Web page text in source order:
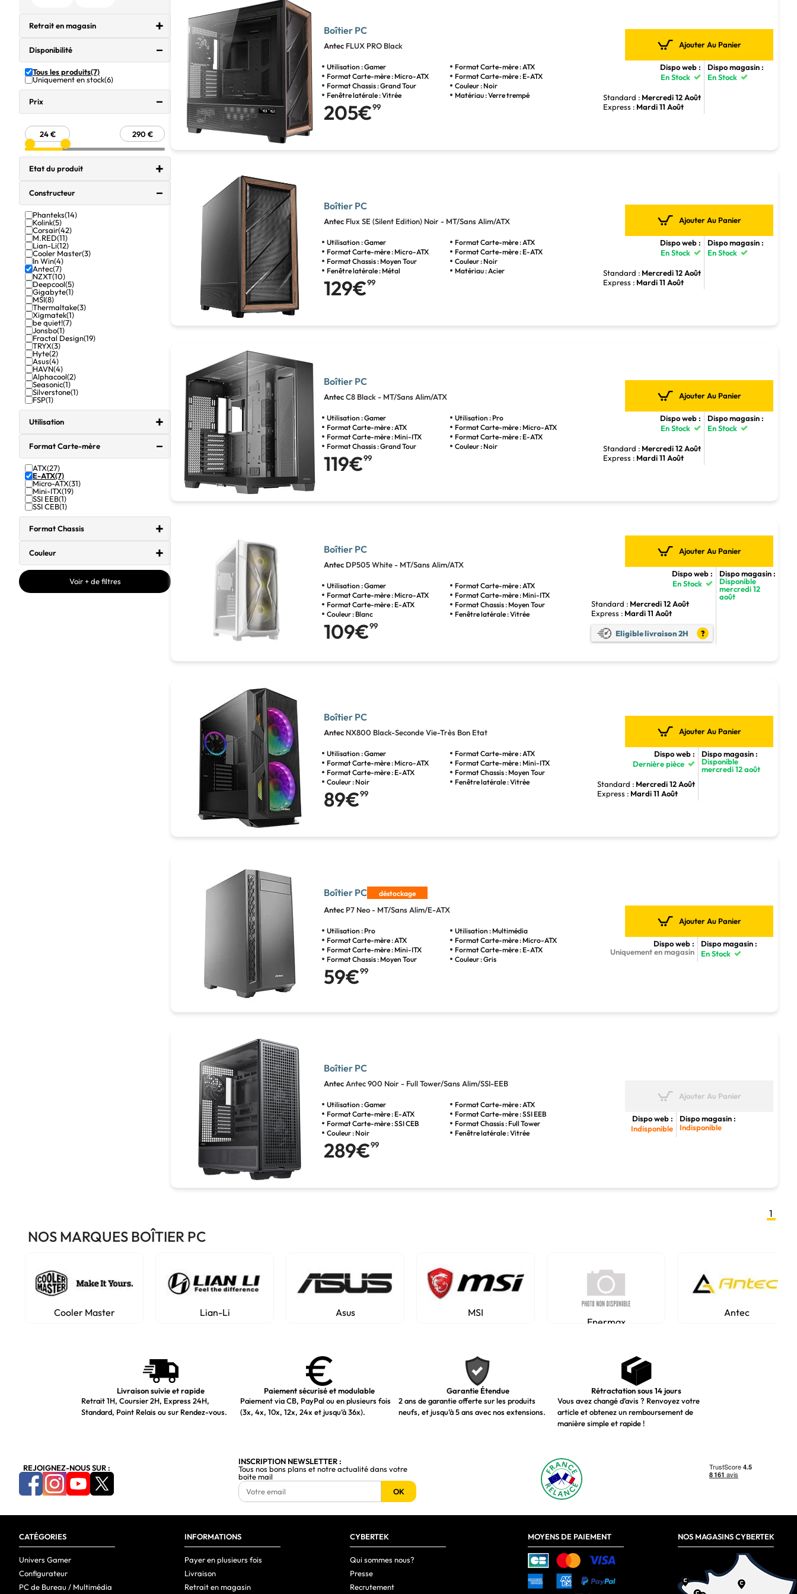
Retrait en magasin
Disponibilité
Tous les produits(7)
Uniquement en stock(6)
Prix
Etat du produit
Constructeur
Phanteks(14)
Kolink(5)
Corsair(42)
M.RED(11)
Lian-Li(12)
Cooler Master(3)
In Win(4)
Antec(7)
NZXT(10)
Deepcool(5)
Gigabyte(1)
MSI(8)
Thermaltake(3)
Xigmatek(1)
be quiet!(7)
Jonsbo(1)
Fractal Design(19)
TRYX(3)
Hyte(2)
Asus(4)
HAVN(4)
Alphacool(2)
Seasonic(1)
Silverstone(1)
FSP(1)
Utilisation
Format Carte-mère
ATX(27)
E-ATX(7)
Micro-ATX(31)
Mini-ITX(19)
SSI EEB(1)
SSI CEB(1)
Format Chassis
Couleur
Voir + de filtres
Boîtier PC
Antec FLUX PRO Black
Utilisation : Gamer
Format Carte-mère : ATX
Format Carte-mère : Micro-ATX
Format Carte-mère : E-ATX
Format Chassis : Grand Tour
Couleur : Noir
Fenêtre latérale : Vitrée
Matériau : Verre trempé
205€99
Ajouter Au Panier
Dispo web :
En Stock
Standard : Mercredi 12 Août
Express : Mardi 11 Août
Dispo magasin :
En Stock
Boîtier PC
Antec Flux SE (Silent Edition) Noir - MT/Sans Alim/ATX
Utilisation : Gamer
Format Carte-mère : ATX
Format Carte-mère : Micro-ATX
Format Carte-mère : E-ATX
Format Chassis : Moyen Tour
Couleur : Noir
Fenêtre latérale : Métal
Matériau : Acier
129€99
Ajouter Au Panier
Dispo web :
En Stock
Standard : Mercredi 12 Août
Express : Mardi 11 Août
Dispo magasin :
En Stock
Boîtier PC
AntecC8 Black - MT/Sans Alim/ATX
Utilisation : Gamer
Utilisation : Pro
Format Carte-mère : ATX
Format Carte-mère : Micro-ATX
Format Carte-mère : Mini-ITX
Format Carte-mère : E-ATX
Format Chassis : Grand Tour
Couleur : Noir
119€99
Ajouter Au Panier
Dispo web :
En Stock
Standard : Mercredi 12 Août
Express : Mardi 11 Août
Dispo magasin :
En Stock
Boîtier PC
Antec DP505 White - MT/Sans Alim/ATX
Utilisation : Gamer
Format Carte-mère : ATX
Format Carte-mère : Micro-ATX
Format Carte-mère : Mini-ITX
Format Carte-mère : E-ATX
Format Chassis : Moyen Tour
Couleur : Blanc
Fenêtre latérale : Vitrée
109€99
Ajouter Au Panier
Dispo web :
En Stock
Standard : Mercredi 12 Août
Express : Mardi 11 Août
Eligible livraison 2H ?
Dispo magasin :
Disponible
mercredi 12
août
Boîtier PC
Antec NX800 Black-Seconde Vie-Très Bon Etat
Utilisation : Gamer
Format Carte-mère : ATX
Format Carte-mère : Micro-ATX
Format Carte-mère : Mini-ITX
Format Carte-mère : E-ATX
Format Chassis : Moyen Tour
Couleur : Noir
Fenêtre latérale : Vitrée
89€99
Ajouter Au Panier
Dispo web :
Dernière pièce
Standard : Mercredi 12 Août
Express : Mardi 11 Août
Dispo magasin :
Disponible
mercredi 12 août
Boîtier PC déstockage
Antec P7 Neo - MT/Sans Alim/E-ATX
Utilisation : Pro
Utilisation : Multimédia
Format Carte-mère : ATX
Format Carte-mère : Micro-ATX
Format Carte-mère : Mini-ITX
Format Carte-mère : E-ATX
Format Chassis : Moyen Tour
Couleur : Gris
59€99
Ajouter Au Panier
Dispo web :
Uniquement en magasin
Dispo magasin :
En Stock
Boîtier PC
Antec Antec 900 Noir - Full Tower/Sans Alim/SSI-EEB
Utilisation : Gamer
Format Carte-mère : ATX
Format Carte-mère : E-ATX
Format Carte-mère : SSI EEB
Format Carte-mère : SSI CEB
Format Chassis : Full Tower
Couleur : Noir
Fenêtre latérale : Vitrée
289€99
Ajouter Au Panier
Dispo web :
Indisponible
Dispo magasin :
Indisponible
1
NOS MARQUES BOÎTIER PC
Cooler Master Lian-Li Asus
MSI
Enermax
Antec
Livraison suivie et rapide
Retrait 1H, Coursier 2H, Express 24H,
Standard, Point Relais ou sur Rendez-vous.
Paiement sécurisé et modulable
Paiement via CB, PayPal ou en plusieurs fois
(3x, 4x, 10x, 12x, 24x et jusqu’à 36x).
Garantie Étendue
2 ans de garantie offerte sur les produits
neufs, et jusqu’à 5 ans avec nos extensions.
Rétractation sous 14 jours
Vous avez changé d’avis ? Renvoyez votre
article et obtenez un remboursement de
manière simple et rapide !
REJOIGNEZ-NOUS SUR :
INSCRIPTION NEWSLETTER :
Tous nos bons plans et notre actualité dans votre
boite mail
OK
CATÉGORIES
Univers Gamer
Configurateur
PC de Bureau / Multimédia
INFORMATIONS
Payer en plusieurs fois
Livraison
Retrait en magasin
CYBERTEK
Qui sommes nous?
Presse
Recrutement
MOYENS DE PAIEMENT NOS MAGASINS CYBERTEK